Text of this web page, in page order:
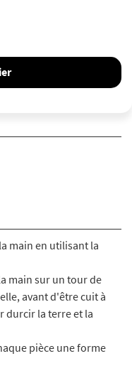
main en utilisant la
main sur un tour de
avant d'être cuit à
durcir la terre et la
pièce une forme